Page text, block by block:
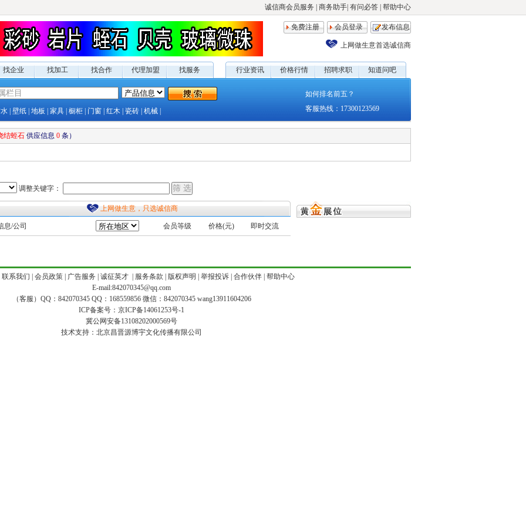
诚信商会员服务 商务助手 有问必答 帮助中心
免费注册 会员登录 发布信息
上网做生意首选诚信商
找企业 找加工 找合作 代理加盟 找服务 行业资讯 价格行情 招聘求职 知道问吧
壁纸 地板 家具 橱柜 门窗 红木 瓷砖 机械
如何排名前五？
客服热线：17300123569
结蛭石 供应信息 0 条）
调整关键字：
上网做生意，只选诚信商
息/公司 会员等级 价格(元) 即时交流
联系我们 会员政策| 广告服务 诚征英才 服务条款 版权声明 举报投诉| 合作伙伴| 帮助中心
E-mail:842070345@qq.com
（客服）QQ：842070345 QQ：168559856 微信：842070345 wang13911604206
ICP备案号： 京ICP备14061253号-1
冀公网安备13108202000569号
技术支持： 北京昌晋源博宇文化传播有限公司